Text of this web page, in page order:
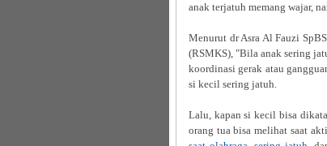
anak terjatuh memang wajar,
Menurut dr Asra Al Fauzi
(RSMKS), "Bila anak sering
koordinasi gerak atau
si kecil sering jatuh.
Lalu, kapan si kecil bisa
orang tua bisa melihat saat